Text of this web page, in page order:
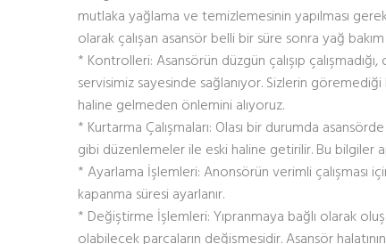
mutlaka yağlama ve temizlemesinin yapılması
olarak çalışan asansör belli bir süre sonra yağ
* Kontrolleri: Asansörün düzgün çalışıp
servisimiz sayesinde sağlanıyor. Sizlerin
haline gelmeden önlemini alıyoruz.
* Kurtarma Çalışmaları: Olası bir durumda
gibi düzenlemeler ile eski haline getirilir. Bu bilgiler
* Ayarlama İşlemleri: Anonsörün verimli çalışması
kapanma süresi ayarlanır.
* Değiştirme İşlemleri: Yıpranmaya bağlı olarak
olabilecek parçaların değişmesidir. Asansör